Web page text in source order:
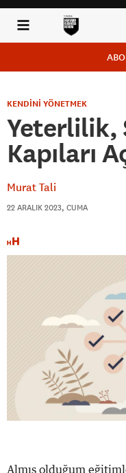
KENDİNİ YÖNETMEK
Yeterlilik,
Kapıları
Murat Tali
22 ARALIK 2023, CUMA
Almış olduğum